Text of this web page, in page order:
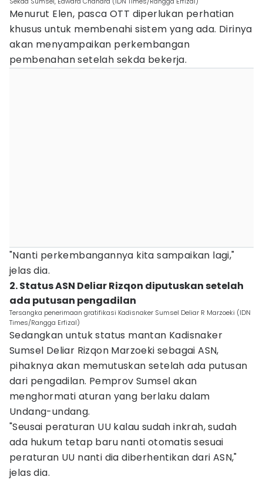
Menurut Elen, pasca OTT diperlukan perhatian
khusus untuk membenahi sistem yang ada. Dirinya
akan menyampaikan perkembangan
pembenahan setelah sekda bekerja.
"Nanti perkembangannya kita sampaikan lagi,"
jelas dia.
2. Status ASN Deliar Rizqon diputuskan setelah
ada putusan pengadilan
Tersangka penerimaan gratifikasi Kadisnaker Sumsel Deliar R Marzoeki (IDN
Times/Rangga Erfizal)
Sedangkan untuk status mantan Kadisnaker
Sumsel Deliar Rizqon Marzoeki sebagai ASN,
pihaknya akan memutuskan setelah ada putusan
dari pengadilan. Pemprov Sumsel akan
menghormati aturan yang berlaku dalam
Undang-undang.
"Seusai peraturan UU kalau sudah inkrah, sudah
ada hukum tetap baru nanti otomatis sesuai
peraturan UU nanti dia diberhentikan dari ASN,"
jelas dia.